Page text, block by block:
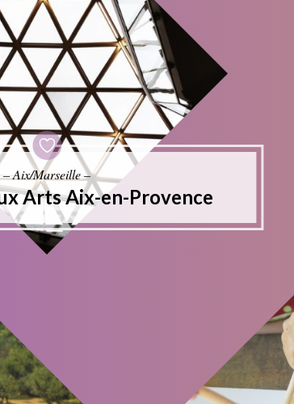
– Aix/Marseille –
Arts Aix-en-Provence